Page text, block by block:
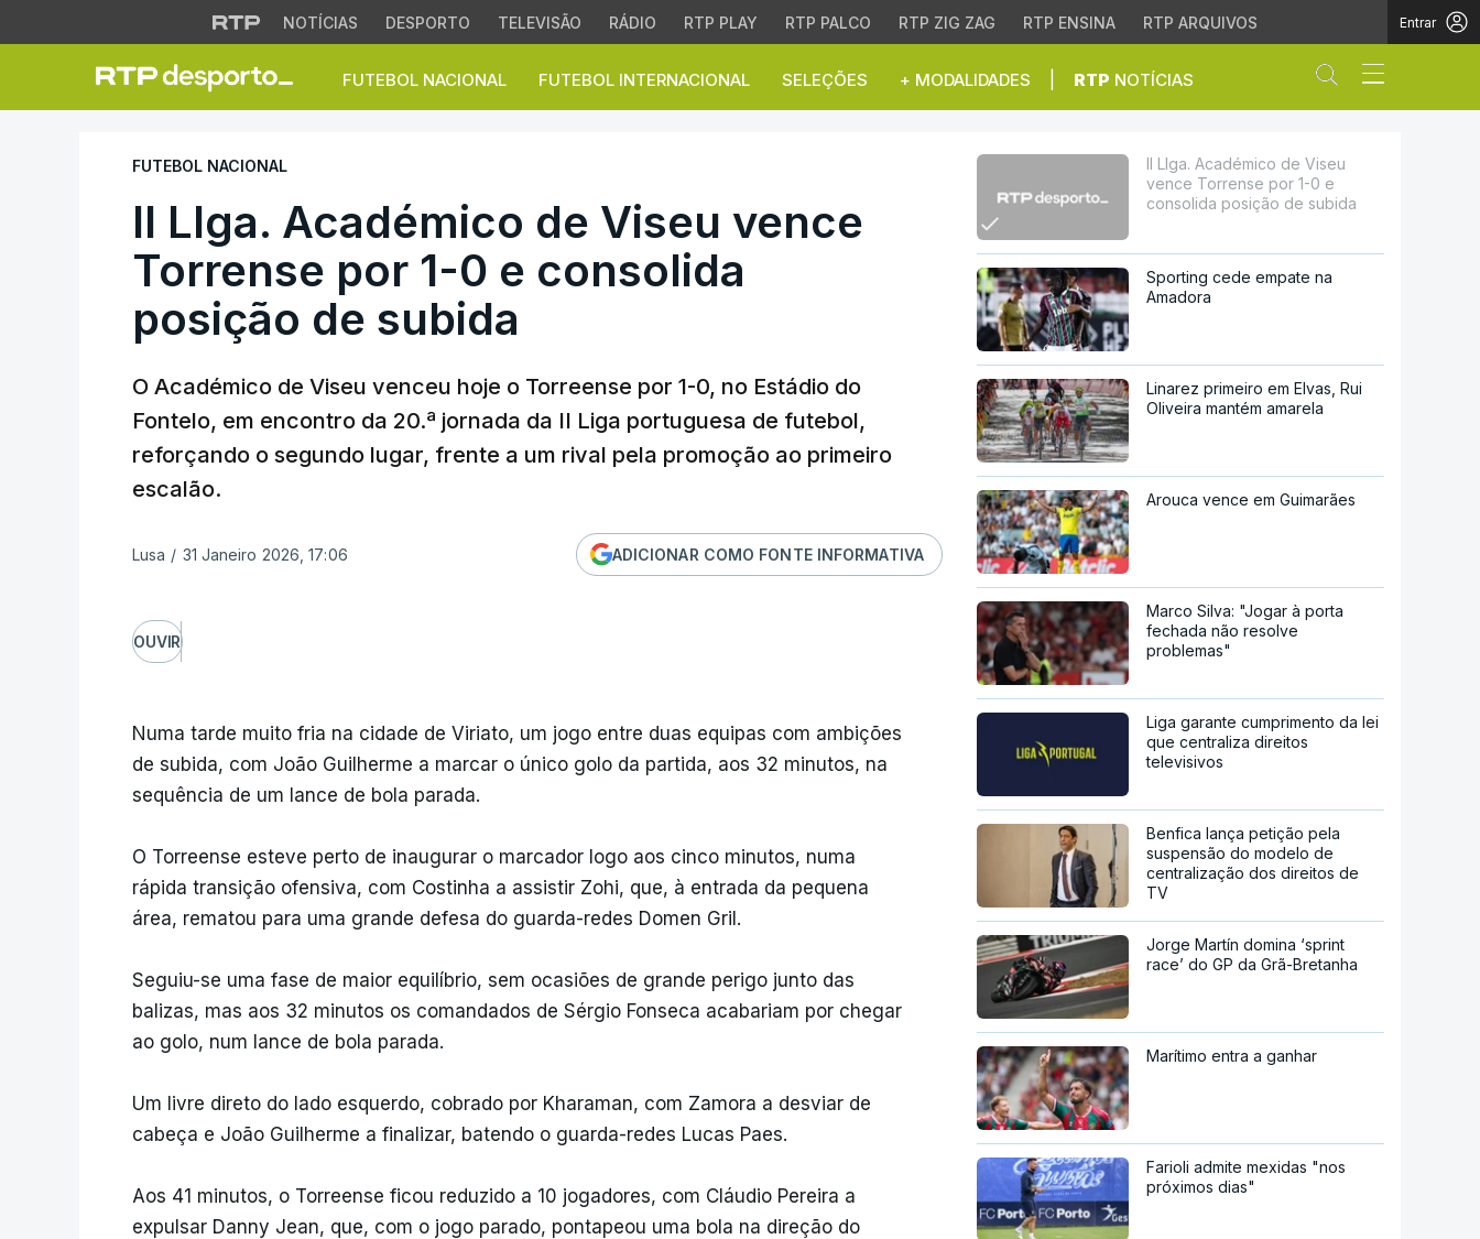
NOTÍCIAS DESPORTO TELEVISÃO RÁDIO RTP PLAY RTP PALCO RTP ZIG ZAG RTP ENSINA RTP ARQUIVOS Entrar
FUTEBOL NACIONAL FUTEBOL INTERNACIONAL SELEÇÕES + MODALIDADES RTP NOTÍCIAS Abrir campo
II LIga. Académico de Viseu vence Torrense por 1-0 e consolida
FUTEBOL NACIONAL
II LIga. Académico de Viseu vence
Torrense por 1-0 e consolida
posição de subida
O Académico de Viseu venceu hoje o Torreense por 1-0, no Estádio do
Fontelo, em encontro da 20.ª jornada da II Liga portuguesa de futebol,
reforçando o segundo lugar, frente a um rival pela promoção ao primeiro
escalão.
Lusa / 31 Janeiro 2026, 17:06 ADICIONAR COMO FONTE INFORMATIVA
OUVIR
Numa tarde muito fria na cidade de Viriato, um jogo entre duas equipas com ambições
de subida, com João Guilherme a marcar o único golo da partida, aos 32 minutos, na
sequência de um lance de bola parada.
O Torreense esteve perto de inaugurar o marcador logo aos cinco minutos, numa
rápida transição ofensiva, com Costinha a assistir Zohi, que, à entrada da pequena
área, rematou para uma grande defesa do guarda-redes Domen Gril.
Seguiu-se uma fase de maior equilíbrio, sem ocasiões de grande perigo junto das
balizas, mas aos 32 minutos os comandados de Sérgio Fonseca acabariam por chegar
ao golo, num lance de bola parada.
Um livre direto do lado esquerdo, cobrado por Kharaman, com Zamora a desviar de
cabeça e João Guilherme a finalizar, batendo o guarda-redes Lucas Paes.
Aos 41 minutos, o Torreense ficou reduzido a 10 jogadores, com Cláudio Pereira a
expulsar Danny Jean, que, com o jogo parado, pontapeou uma bola na direção do
II LIga. Académico de Viseu
vence Torrense por 1-0 e
consolida posição de subida
Sporting cede empate na
Amadora
Linarez primeiro em Elvas, Rui
Oliveira mantém amarela
Arouca vence em Guimarães
Marco Silva: "Jogar à porta
fechada não resolve
problemas"
Liga garante cumprimento da lei
que centraliza direitos
televisivos
Benfica lança petição pela
suspensão do modelo de
centralização dos direitos de
TV
Jorge Martín domina ‘sprint
race’ do GP da Grã-Bretanha
Marítimo entra a ganhar
Farioli admite mexidas "nos
próximos dias"